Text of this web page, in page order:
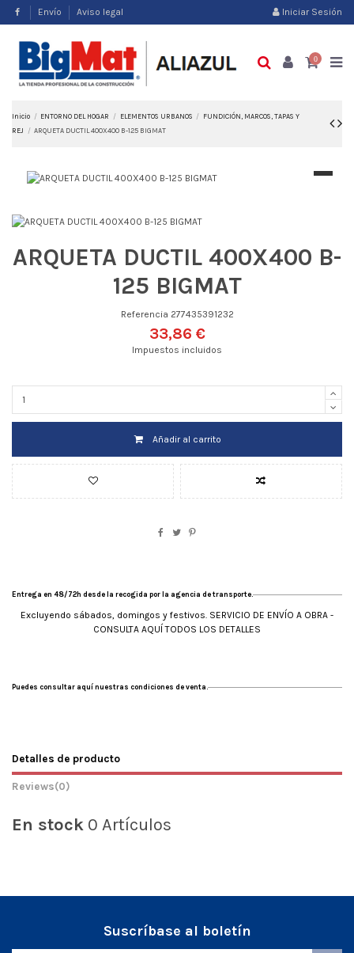
Envío Aviso legal Iniciar Sesión
0
Inicio ENTORNO DEL HOGAR ELEMENTOS URBANOS
FUNDICIÓN, MARCOS, TAPAS Y
REJ
ARQUETA DUCTIL 400X400 B-125 BIGMAT
ARQUETA DUCTIL 400X400 B-
125 BIGMAT
Referencia 277435391232
33,86 €
Impuestos incluidos
Añadir al carrito
Entrega en 48/72h desde la recogida por la agencia de transporte.
Excluyendo sábados, domingos y festivos. SERVICIO DE ENVÍO A OBRA -
CONSULTA AQUÍ TODOS LOS DETALLES
Puedes consultar aquí nuestras condiciones de venta.
Detalles de producto
Reviews(0)
En stock 0 Artículos
Suscríbase al boletín